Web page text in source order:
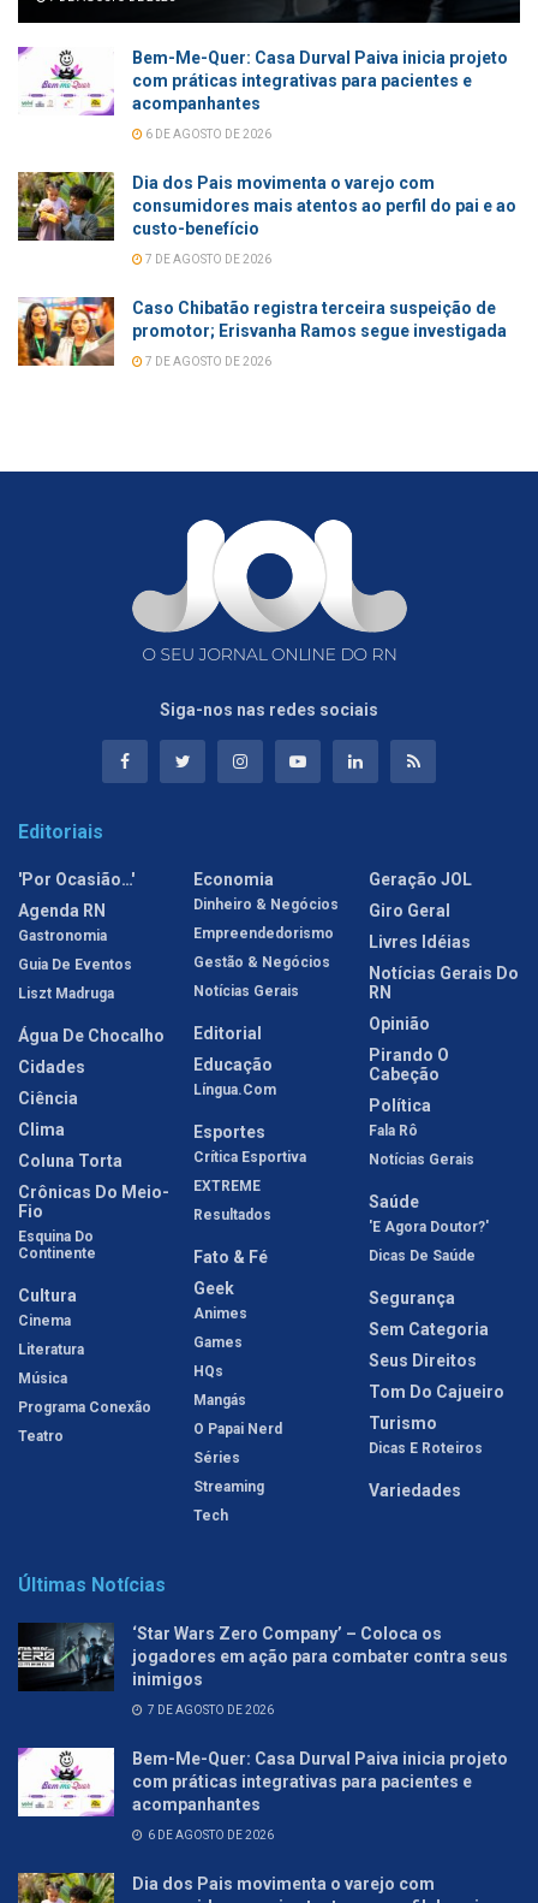
Bem-Me-Quer: Casa Durval Paiva inicia projeto
com práticas integrativas para pacientes e
acompanhantes
6 DE AGOSTO DE 2026
Dia dos Pais movimenta o varejo com
consumidores mais atentos ao perfil do pai e ao
custo-benefício
7 DE AGOSTO DE 2026
Caso Chibatão registra terceira suspeição de
promotor; Erisvanha Ramos segue investigada
7 DE AGOSTO DE 2026
Siga-nos nas redes sociais
Editoriais
'Por Ocasião…'
Agenda RN
Gastronomia
Guia De Eventos
Liszt Madruga
Água De Chocalho
Cidades
Ciência
Clima
Coluna Torta
Crônicas Do Meio-
Fio
Esquina Do
Continente
Cultura
Cinema
Literatura
Música
Programa Conexão
Teatro
Economia
Dinheiro & Negócios
Empreendedorismo
Gestão & Negócios
Notícias Gerais
Editorial
Educação
Língua.com
Esportes
Crítica Esportiva
EXTREME
Resultados
Fato & Fé
Geek
Animes
Games
HQs
Mangás
O Papai Nerd
Séries
Streaming
Tech
Geração JOL
Giro Geral
Livres Idéias
Notícias Gerais Do
RN
Opinião
Pirando O
Cabeção
Política
Fala Rô
Notícias Gerais
Saúde
'E Agora Doutor?'
Dicas De Saúde
Segurança
Sem Categoria
Seus Direitos
Tom Do Cajueiro
Turismo
Dicas E Roteiros
Variedades
Últimas Notícias
‘Star Wars Zero Company’ – Coloca os
jogadores em ação para combater contra seus
inimigos
7 DE AGOSTO DE 2026
Bem-Me-Quer: Casa Durval Paiva inicia projeto
com práticas integrativas para pacientes e
acompanhantes
6 DE AGOSTO DE 2026
Dia dos Pais movimenta o varejo com